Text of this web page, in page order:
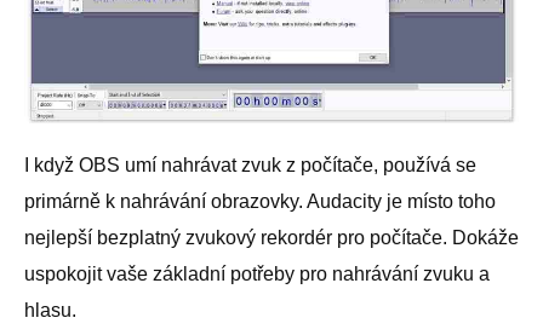
I když OBS umí nahrávat zvuk z počítače, používá se
primárně k nahrávání obrazovky. Audacity je místo toho
nejlepší bezplatný zvukový rekordér pro počítače. Dokáže
uspokojit vaše základní potřeby pro nahrávání zvuku a
hlasu.